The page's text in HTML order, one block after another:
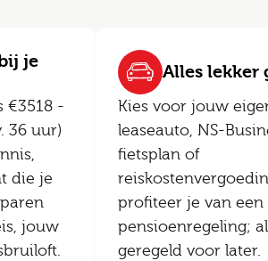
je
€3518 -
36 uur)
die je
jouw
Alles lekker
Kies voor jouw
leaseauto, NS-
fietsplan of
profiteer je van een
pensioenregeling;
geregeld voor later.